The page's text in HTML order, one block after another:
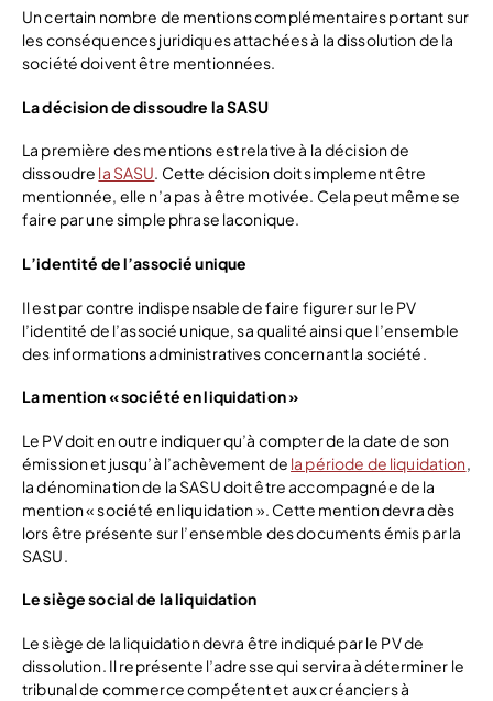
Un certain nombre de mentions complémentaires portant sur
les conséquences juridiques attachées à la dissolution de la
société doivent être mentionnées.
La décision de dissoudre la SASU
La première des mentions est relative à la décision de
dissoudre la SASU. Cette décision doit simplement être
mentionnée, elle n’a pas à être motivée. Cela peut même se
faire par une simple phrase laconique.
L’identité de l’associé unique
Il est par contre indispensable de faire figurer sur le PV
l’identité de l’associé unique, sa qualité ainsi que l’ensemble
des informations administratives concernant la société.
La mention « société en liquidation »
Le PV doit en outre indiquer qu’à compter de la date de son
émission et jusqu’à l’achèvement de la période de liquidation,
la dénomination de la SASU doit être accompagnée de la
mention « société en liquidation ». Cette mention devra dès
lors être présente sur l’ensemble des documents émis par la
SASU.
Le siège social de la liquidation
Le siège de la liquidation devra être indiqué par le PV de
dissolution. Il représente l’adresse qui servira à déterminer le
tribunal de commerce compétent et aux créanciers à